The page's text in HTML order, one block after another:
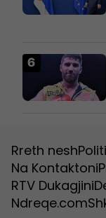
Rreth nesh
Na Kontaktoni
RTV Dukagjini
Ndreqe.com